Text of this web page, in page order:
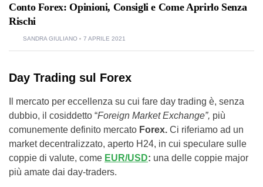
Conto Forex: Opinioni, Consigli e Come Aprirlo Senza
Rischi
SANDRA GIULIANO 7 APRILE 2021
Day Trading sul Forex
Il mercato per eccellenza su cui fare day trading è, senza
dubbio, il cosiddetto “Foreign Market Exchange”, più
comunemente definito mercato Forex. Ci riferiamo ad un
market decentralizzato, aperto H24, in cui speculare sulle
coppie di valute, come EUR/USD: una delle coppie major
più amate dai day-traders.